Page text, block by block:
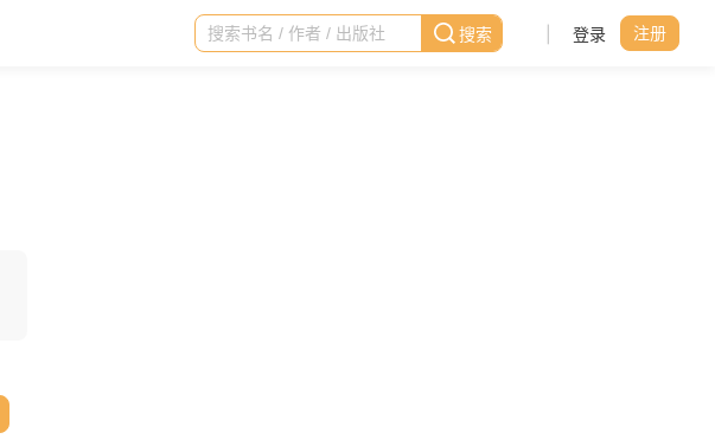
登录 注册